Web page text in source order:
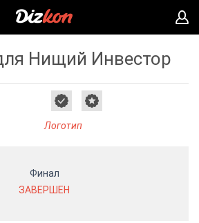
Нищий Инвестор
Логотип
Финал
ЗАВЕРШЕН